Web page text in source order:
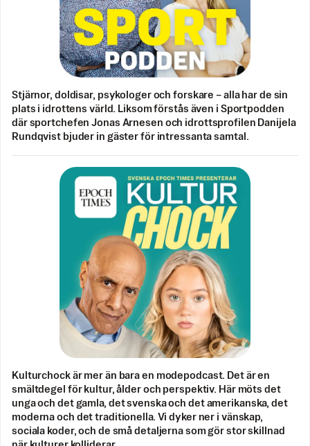
Stjärnor, doldisar, psykologer och forskare – alla har de sin
plats i idrottens värld. Liksom förstås även i Sportpodden
där sportchefen Jonas Arnesen och idrottsprofilen Danijela
Rundqvist bjuder in gäster för intressanta samtal.
Kulturchock är mer än bara en modepodcast. Det är en
smältdegel för kultur, ålder och perspektiv. Här möts det
unga och det gamla, det svenska och det amerikanska, det
moderna och det traditionella. Vi dyker ner i vänskap,
sociala koder, och de små detaljerna som gör stor skillnad